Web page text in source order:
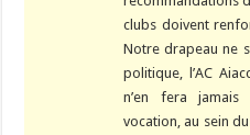
clubs doivent
Notre drapeau ne
politique, l’AC
n’en fera jamais
vocation, au sein